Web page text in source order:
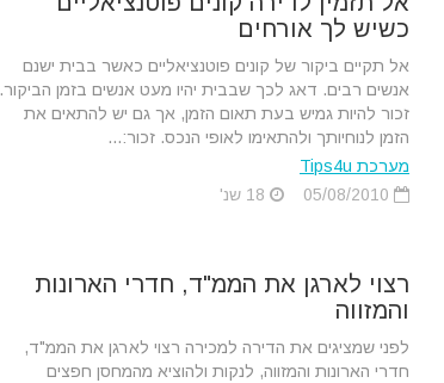
כשיש לך אורחים
אל תקיים ביקור של קונים פוטנציאליים כאשר בבית ישנם
אנשים רבים. דאג לכך שבבית יהיו מעט אנשים בזמן הביקור.
זכור להיות גמיש בעת תאום הזמן, אך גם יש להתאים את
הזמן לנוחיותך ולהתאימו לאופי הנכס. זכור:...
מערכת Tips4u
רצוי לארגן את הממ"ד, חדרי הארונות
והמזווה
לפני שמציגים את הדירה למכירה רצוי לארגן את הממ"ד,
חדרי הארונות והמזווה, לנקות ולהוציא מהמחסן חפצים